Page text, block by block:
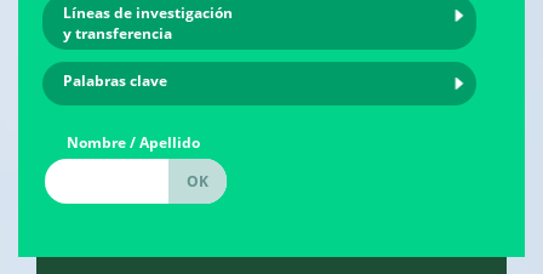
Líneas de investigación
y transferencia
Palabras clave
Nombre / Apellido